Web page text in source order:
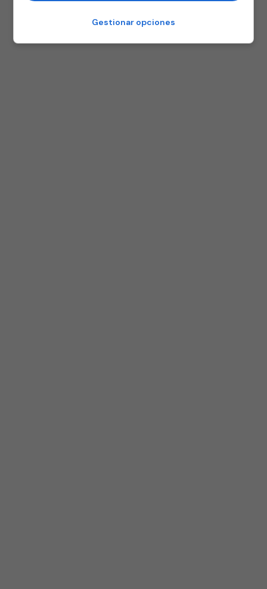
Gestionar opciones